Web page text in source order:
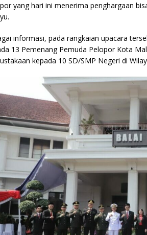
yang hari ini menerima penghargaan
informasi, pada rangkaian upacara
13 Pemenang Pemuda Pelopor Kota
kepada 10 SD/SMP Negeri di